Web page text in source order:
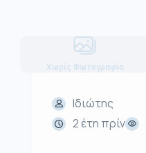
Χωρίς Φωτογραφία
Ιδιώτης
2 έτη πρίν